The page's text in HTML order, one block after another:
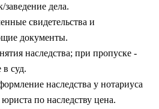
заведение дела.
свидетельства и
документы.
наследства; при пропуске -
в суд.
наследства у нотариуса
по наследству цена.